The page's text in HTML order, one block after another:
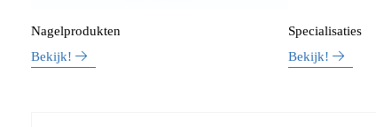
Nagelprodukten
Bekijk!
Specialisaties
Bekijk!